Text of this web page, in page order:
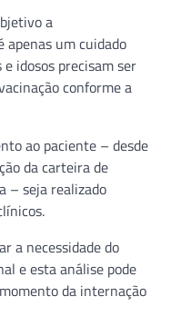
a
apenas um cuidado
idosos precisam ser
conforme a
ao paciente – desde
da carteira de
– seja realizado
a necessidade do
e esta análise pode
da internação